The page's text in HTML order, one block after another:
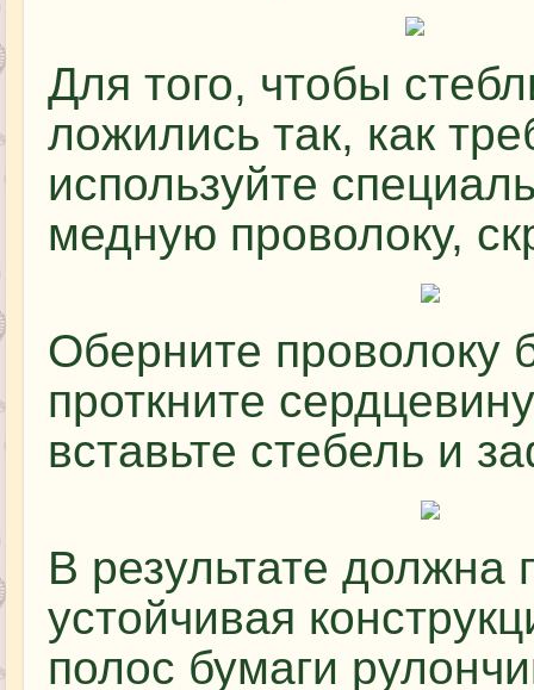
Для того, чтобы
ложились так, как
используйте
медную проволоку,
Оберните проволоку
проткните
вставьте стебель и
В результате должна
устойчивая
полос бумаги